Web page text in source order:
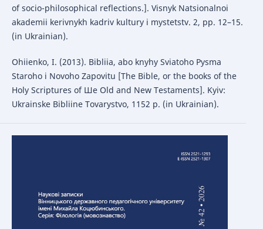
of socio-philosophical reflections.]. Visnyk Natsionalnoi
akademii kerivnykh kadriv kultury i mystetstv. 2, pp. 12–15.
(in Ukrainian).
Ohiienko, I. (2013). Bibliia, abo knyhy Sviatoho Pysma
Staroho і Novoho Zapovitu [The Bible, or the books of the
Holy Scriptures of Ше Old and New Testaments]. Kyiv:
Ukrainske Bibliine Tovarystvo, 1152 p. (in Ukrainian).